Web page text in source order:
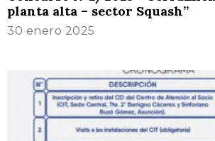
planta alta – sector Squash”
30 enero 2025